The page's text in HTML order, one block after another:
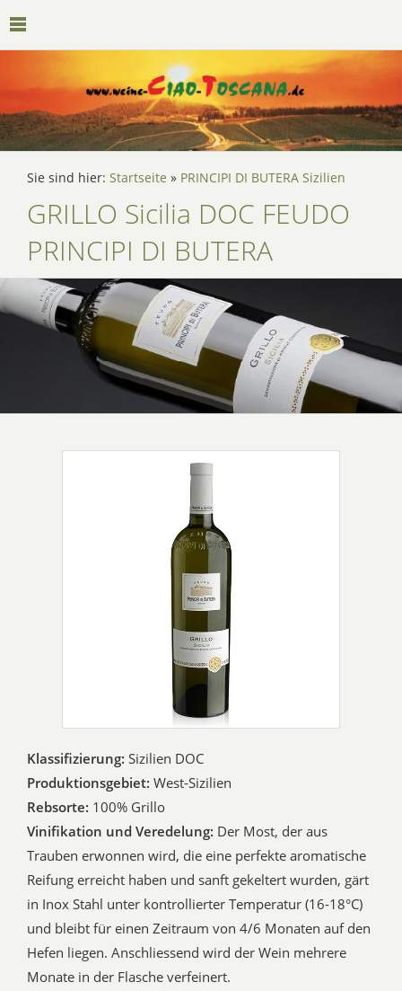
Sie sind hier: Startseite » PRINCIPI DI BUTERA Sizilien
GRILLO Sicilia DOC FEUDO
PRINCIPI DI BUTERA
Klassifizierung: Sizilien DOC
Produktionsgebiet: West-Sizilien
Rebsorte: 100% Grillo
Vinifikation und Veredelung: Der Most, der aus
Trauben erwonnen wird, die eine perfekte aromatische
Reifung erreicht haben und sanft gekeltert wurden, gärt
in Inox Stahl unter kontrollierter Temperatur (16-18°C)
und bleibt für einen Zeitraum von 4/6 Monaten auf den
Hefen liegen. Anschliessend wird der Wein mehrere
Monate in der Flasche verfeinert.